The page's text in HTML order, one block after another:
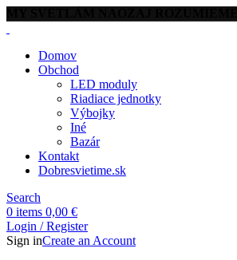
Domov
Obchod
LED moduly
Riadiace jednotky
Výbojky
Iné
Bazár
Kontakt
Dobresvietime.sk
Search
0 items 0,00 €
Login / Register
Sign inCreate an Account